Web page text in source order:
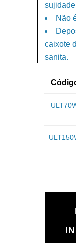
sujidade.
Não
caixote
sanita.